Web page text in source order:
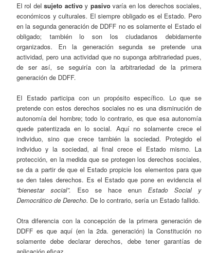
El rol delsujeto activoy pasivovaría en los derechos sociales,
económicos y culturales. El siempre obligado es el Estado. Pero
en la segunda generación de DDFF no es solamente el Estado el
obligado; también lo son los ciudadanos debidamente
organizados. En la generación segunda se pretende una
actividad, pero una actividad que no suponga arbitrariedad pues,
de ser así, se seguiría con la arbitrariedad de la primera
generación de DDFF.
El Estado participa con un propósito específico. Lo que se
pretende con estos derechos sociales no es una disminución de
autonomía del hombre; todo lo contrario, es que esa autonomía
quede patentizada en lo social. Aquí no solamente crece el
individuo, sino que crece también la sociedad. Protegido el
individuo y la sociedad, al final crece el Estado mismo. La
protección, en la medida que se protegen los derechos sociales,
se da a partir de que el Estado propicie los elementos para que
se den tales derechos. Es el Estado que pone en evidencia el
“bienestar social”. Eso se hace enun Estado Social y
Democrático de Derecho. De lo contrario, sería un Estado fallido.
Otra diferencia con la concepción de la primera generación de
DDFF es que aquí (en la 2da. generación) la Constitución no
solamente debe declarar derechos, debe tener garantías de